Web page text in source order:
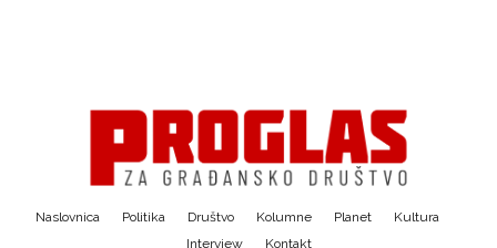
Naslovnica Politika Društvo Kolumne Planet
Kultura
Interview
Kontakt